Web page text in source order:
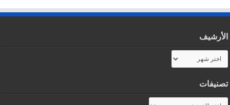
الأرشيف
الأرشيف
تصنيفات
تصنيفات